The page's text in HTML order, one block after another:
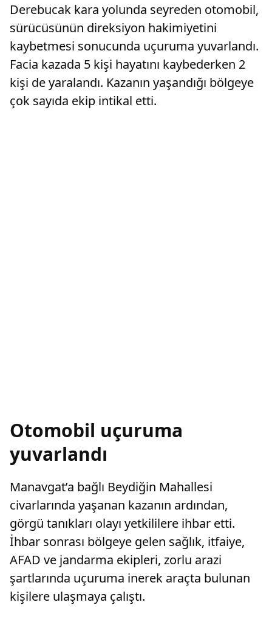
Derebucak kara yolunda seyreden otomobil,
sürücüsünün direksiyon hakimiyetini
kaybetmesi sonucunda uçuruma yuvarlandı.
Facia kazada 5 kişi hayatını kaybederken 2
kişi de yaralandı. Kazanın yaşandığı bölgeye
çok sayıda ekip intikal etti.
Otomobil uçuruma
yuvarlandı
Manavgat’a bağlı Beydiğin Mahallesi
civarlarında yaşanan kazanın ardından,
görgü tanıkları olayı yetkililere ihbar etti.
İhbar sonrası bölgeye gelen sağlık, itfaiye,
AFAD ve jandarma ekipleri, zorlu arazi
şartlarında uçuruma inerek araçta bulunan
kişilere ulaşmaya çalıştı.